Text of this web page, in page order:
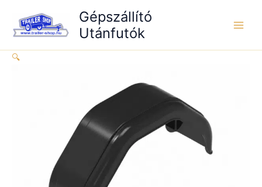
content
Gépszállító
Utánfutók
🔍
F0029
mennyiség